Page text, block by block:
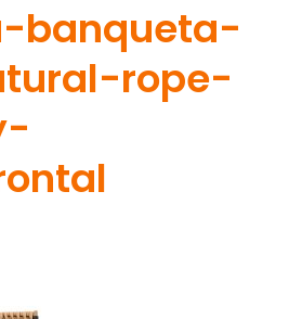
banqueta-
rope-